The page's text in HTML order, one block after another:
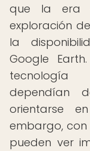
que la era
exploración
la
Google
tecnología
dependían
orientarse
embargo, con
pueden ver